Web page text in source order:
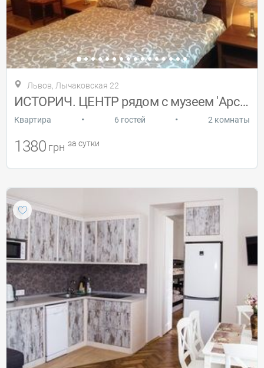
Львов, Лычаковская 22
ИСТОРИЧ. ЦЕНТР рядом с музеем 'Арсенал'!
Квартира • 6 гостей • 2 комнаты
1380 грн за сутки